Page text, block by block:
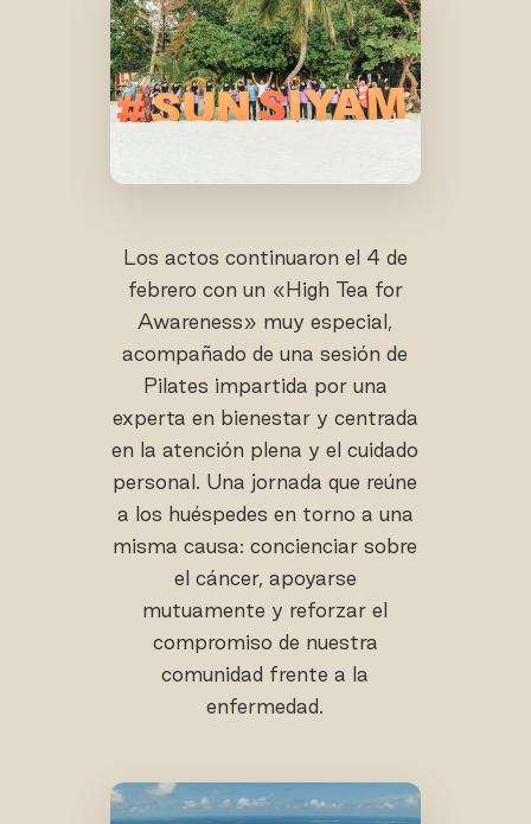
Los actos continuaron el 4 de
febrero con un «High Tea for
Awareness» muy especial,
acompañado de una sesión de
Pilates impartida por una
experta en bienestar y centrada
en la atención plena y el cuidado
personal. Una jornada que reúne
a los huéspedes en torno a una
misma causa: concienciar sobre
el cáncer, apoyarse
mutuamente y reforzar el
compromiso de nuestra
comunidad frente a la
enfermedad.